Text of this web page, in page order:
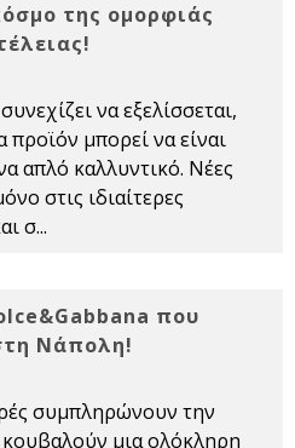
της ομορφιάς
να εξελίσσεται,
μπορεί να είναι
απλό καλλυντικό. Νέες
στις ιδιαίτερες
σ...
που
Νάπολη!
συμπληρώνουν την
μια ολόκληρη